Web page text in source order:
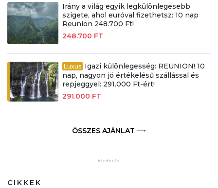
Irány a világ egyik legkülönlegesebb
szigete, ahol euróval fizethetsz: 10 nap
Reunion 248.700 Ft!
248.700 FT
Luxus Igazi különlegesség: REUNION! 10
nap, nagyon jó értékelésű szállással és
repjeggyel: 291.000 Ft-ért!
291.000 FT
ÖSSZES AJÁNLAT
CIKKEK